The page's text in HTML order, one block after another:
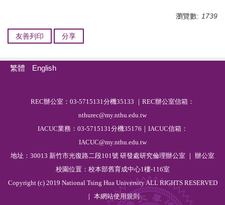
瀏覽數: 1739
友善列印 分享
繁體 English
REC辦公室：03-5715131分機35133 ｜REC辦公室信箱：
nthurec@my.nthu.edu.tw
IACUC業務：03-5715131分機35176｜IACUC信箱：
IACUC@my.nthu.edu.tw
地址：30013 新竹市光復路二段101號 研發處研究倫理辦公室 ｜ 辦公室
校園位置：校本部舊育成中心1樓-116室
Copyright (c) 2019 National Tsing Hua University ALL RIGHTS RESERVED
｜ 本網站使用規則